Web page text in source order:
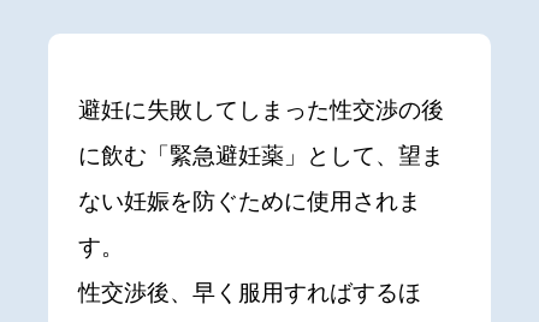
避妊に失敗してしまった性交渉の後
に飲む「緊急避妊薬」として、望ま
ない妊娠を防ぐために使用されま
す。
性交渉後、早く服用すればするほ